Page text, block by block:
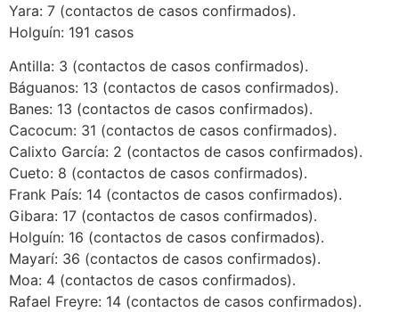
Yara: 7 (contactos de casos confirmados).
Holguín: 191 casos
Antilla: 3 (contactos de casos confirmados).
Báguanos: 13 (contactos de casos confirmados).
Banes: 13 (contactos de casos confirmados).
Cacocum: 31 (contactos de casos confirmados).
Calixto García: 2 (contactos de casos confirmados).
Cueto: 8 (contactos de casos confirmados).
Frank País: 14 (contactos de casos confirmados).
Gibara: 17 (contactos de casos confirmados).
Holguín: 16 (contactos de casos confirmados).
Mayarí: 36 (contactos de casos confirmados).
Moa: 4 (contactos de casos confirmados).
Rafael Freyre: 14 (contactos de casos confirmados).